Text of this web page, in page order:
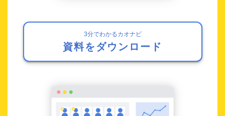
3分でわかるカオナビ
資料をダウンロード